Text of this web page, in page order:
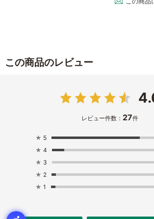
この商品のレビュー
レビュー件数： 27件
★ 5
★ 4
★ 3
★ 2
★ 1